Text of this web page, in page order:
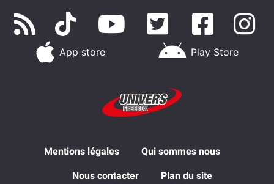
App store Play Store
Mentions légales Qui sommes nous
Nous contacter Plan du site